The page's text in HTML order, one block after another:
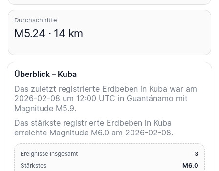
Durchschnitte
M5.24 · 14 km
Überblick – Kuba
Das zuletzt registrierte Erdbeben in Kuba war am
2026-02-08 um 12:00 UTC in Guantánamo mit
Magnitude M5.9.
Das stärkste registrierte Erdbeben in Kuba
erreichte Magnitude M6.0 am 2026-02-08.
Ereignisse insgesamt 3
Stärkstes M6.0